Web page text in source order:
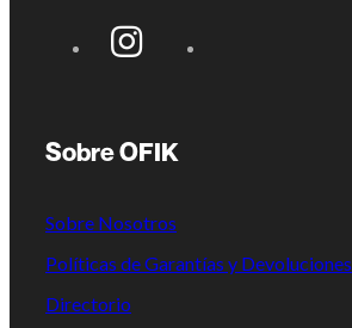
Sobre OFIK
Sobre Nosotros
Políticas de Garantías y Devoluciones
Directorio